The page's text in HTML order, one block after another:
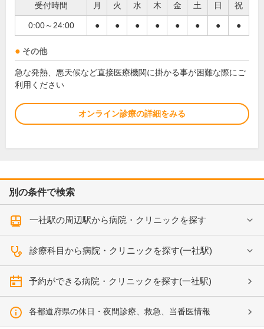
受付時間 月 火 水 木 金 土 日 祝
0:00～24:00 ● ● ● ● ● ● ● ●
その他
急な発熱、悪天候など直接医療機関に掛かる事が困難な際にご
利用ください
オンライン診療の詳細をみる
別の条件で検索
一社駅の周辺駅から病院・クリニックを探す
診療科目から病院・クリニックを探す(一社駅)
予約ができる病院・クリニックを探す(一社駅)
各都道府県の休日・夜間診療、救急、当番医情報